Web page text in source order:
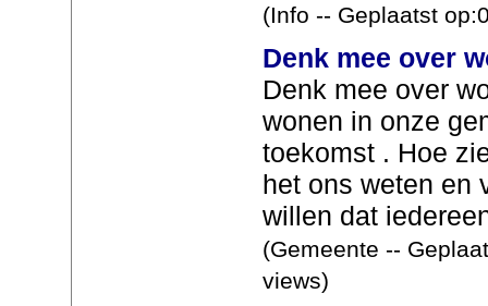
(Info -- Geplaatst
Denk mee over
Denk mee over
wonen in onze
toekomst . Hoe
het ons weten en
willen dat
(Gemeente --
views)